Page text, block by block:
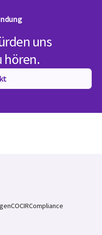
uns
hören.
COCIRCompliance